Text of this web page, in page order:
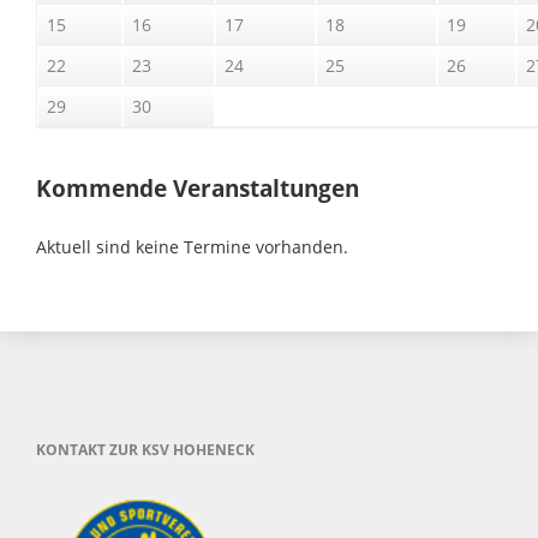
15
16 17 18 19
22
23 24 25 26
29
30
Kommende Veranstaltungen
Aktuell sind keine Termine vorhanden.
KONTAKT ZUR KSV HOHENECK